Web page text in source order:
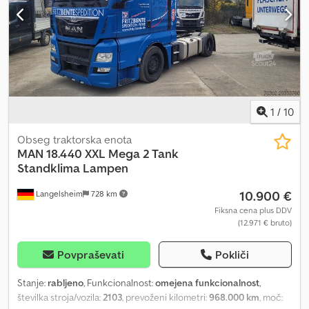
morske luke. Okvara motorja!!!! Motor deluje, a ima visok tlak v
ohišju ročične gredi. Nalaganje možno.
1 / 10
Langelsheim 728 km
Obseg traktorska enota
MAN 18.440 XXL Mega 2 Tank
Standklima Lampen
10.900 €
Fiksna cena plus DDV
(12.971 € bruto)
Povpraševati Pokliči
Stanje: rabljeno, Funkcionalnost:omejena funkcionalnost,
številka stroja/vozila:2103, prevoženi kilometri:968.000 km, moč: